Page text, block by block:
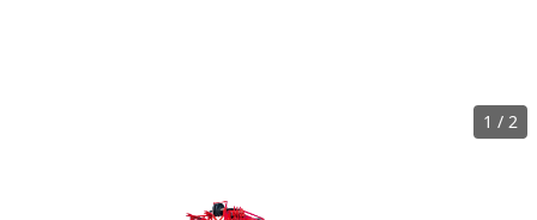
1 / 2